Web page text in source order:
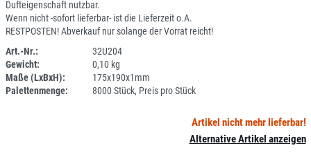
Dufteigenschaft nutzbar.
Wenn nicht -sofort lieferbar- ist die Lieferzeit o.A.
RESTPOSTEN! Abverkauf nur solange der Vorrat reicht!
Art.-Nr.:
32U204
Gewicht:
0,10 kg
Maße (LxBxH):
175x190x1mm
Palettenmenge:
8000 Stück, Preis pro Stück
Artikel nicht mehr lieferbar!
Alternative Artikel anzeigen